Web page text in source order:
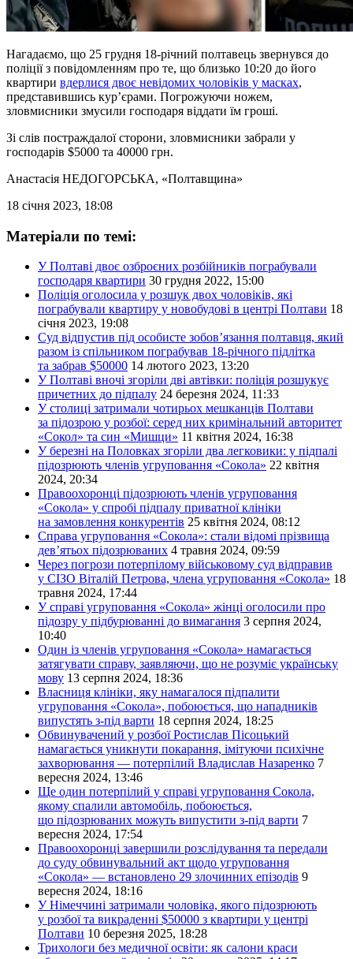
Нагадаємо, що 25 грудня 18-річний полтавець звернувся до
поліції з повідомленням про те, що близько 10:20 до його
квартири вдерлися двоє невідомих чоловіків у масках,
представившись кур’єрами. Погрожуючи ножем,
зловмисники змусили господаря віддати їм гроші.
Зі слів постраждалої сторони, зловмисники забрали у
господарів $5000 та 40000 грн.
Анастасія НЕДОГОРСЬКА, «Полтавщина»
18 січня 2023, 18:08
Матеріали по темі:
У Полтаві двоє озброєних розбійників пограбували
господаря квартири 30 грудня 2022, 15:00
Поліція оголосила у розшук двох чоловіків, які
пограбували квартиру у новобудові в центрі Полтави 18
січня 2023, 19:08
Суд відпустив під особисте зобов’язання полтавця, який
разом із спільником пограбував 18-річного підлітка
та забрав $50000 14 лютого 2023, 13:20
У Полтаві вночі згоріли дві автівки: поліція розшукує
причетних до підпалу 24 березня 2024, 11:33
У столиці затримали чотирьох мешканців Полтави
за підозрою у розбої: серед них кримінальний авторитет
«Сокол» та син «Мишци» 11 квітня 2024, 16:38
У березні на Половках згоріли два легковики: у підпалі
підозрюють членів угруповання «Сокола» 22 квітня
2024, 20:34
Правоохоронці підозрюють членів угруповання
«Сокола» у спробі підпалу приватної клініки
на замовлення конкурентів 25 квітня 2024, 08:12
Справа угруповання «Сокола»: стали відомі прізвища
дев’ятьох підозрюваних 4 травня 2024, 09:59
Через погрози потерпілому військовому суд відправив
у СІЗО Віталій Петрова, члена угруповання «Сокола» 18
травня 2024, 17:44
У справі угруповання «Сокола» жінці оголосили про
підозру у підбурюванні до вимагання 3 серпня 2024,
10:40
Один із членів угруповання «Сокола» намагається
затягувати справу, заявляючи, що не розуміє українську
мову 13 серпня 2024, 18:36
Власниця клініки, яку намагалося підпалити
угруповання «Сокола», побоюється, що нападників
випустять з-під варти 18 серпня 2024, 18:25
Обвинувачений у розбої Ростислав Пісоцький
намагається уникнути покарання, імітуючи психічне
захворювання — потерпілий Владислав Назаренко 7
вересня 2024, 13:46
Ще один потерпілий у справі угруповання Сокола,
якому спалили автомобіль, побоюється,
що підозрюваних можуть випустити з-під варти 7
вересня 2024, 17:54
Правоохоронці завершили розслідування та передали
до суду обвинувальний акт щодо угруповання
«Сокола» — встановлено 29 злочинних епізодів 9
вересня 2024, 18:16
У Німеччині затримали чоловіка, якого підозрюють
у розбої та викраденні $50000 з квартири у центрі
Полтави 10 березня 2025, 18:28
Трихологи без медичної освіти: як салони краси